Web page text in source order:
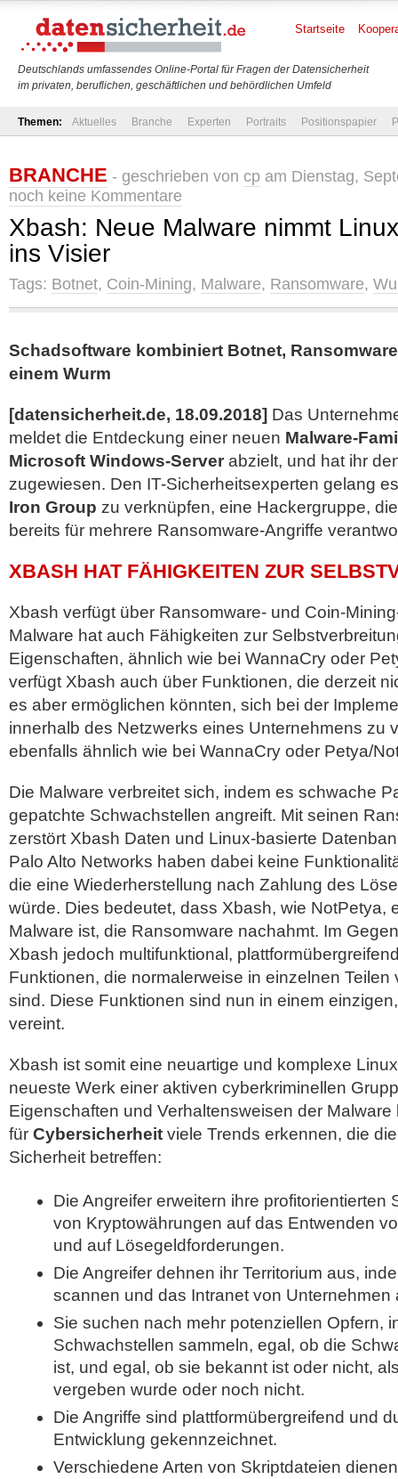
Deutschlands umfassendes Online-Portal für Fragen der Datensicherheit
im privaten, beruflichen, geschäftlichen und behördlichen Umfeld
Startseite
Themen: Aktuelles Branche Experten Portraits Positionspapier
BRANCHE - geschrieben von cp am Dienstag,
noch keine Kommentare
Xbash: Neue Malware nimmt
ins Visier
Tags: Botnet, Coin-Mining, Malware, Ransomware,
Schadsoftware kombiniert Botnet,
einem Wurm
[datensicherheit.de, 18.09.2018] Das
meldet die Entdeckung einer neuen Malware-
Microsoft Windows-Server abzielt, und hat ihr
zugewiesen. Den IT-Sicherheitsexperten gelang
Iron Group zu verknüpfen, eine Hackergruppe,
bereits für mehrere Ransomware-Angriffe
XBASH HAT FÄHIGKEITEN ZUR
Xbash verfügt über Ransomware- und Coin-
Malware hat auch Fähigkeiten zur
Eigenschaften, ähnlich wie bei WannaCry oder
verfügt Xbash auch über Funktionen, die derzeit
es aber ermöglichen könnten, sich bei der
innerhalb des Netzwerks eines Unternehmens zu
ebenfalls ähnlich wie bei WannaCry oder Petya/
Die Malware verbreitet sich, indem es schwache
gepatchte Schwachstellen angreift. Mit seinen
zerstört Xbash Daten und Linux-basierte
Palo Alto Networks haben dabei keine
die eine Wiederherstellung nach Zahlung des
würde. Dies bedeutet, dass Xbash, wie NotPetya,
Malware ist, die Ransomware nachahmt. Im
Xbash jedoch multifunktional,
Funktionen, die normalerweise in einzelnen
sind. Diese Funktionen sind nun in einem
vereint.
Xbash ist somit eine neuartige und komplexe
neueste Werk einer aktiven cyberkriminellen
Eigenschaften und Verhaltensweisen der
für Cybersicherheit viele Trends erkennen, die
Sicherheit betreffen:
Die Angreifer erweitern ihre profitorientierten
von Kryptowährungen auf das Entwenden
und auf Lösegeldforderungen.
Die Angreifer dehnen ihr Territorium aus,
scannen und das Intranet von Unternehmen
Sie suchen nach mehr potenziellen Opfern,
Schwachstellen sammeln, egal, ob die
ist, und egal, ob sie bekannt ist oder nicht,
vergeben wurde oder noch nicht.
Die Angriffe sind plattformübergreifend und
Entwicklung gekennzeichnet.
Verschiedene Arten von Skriptdateien